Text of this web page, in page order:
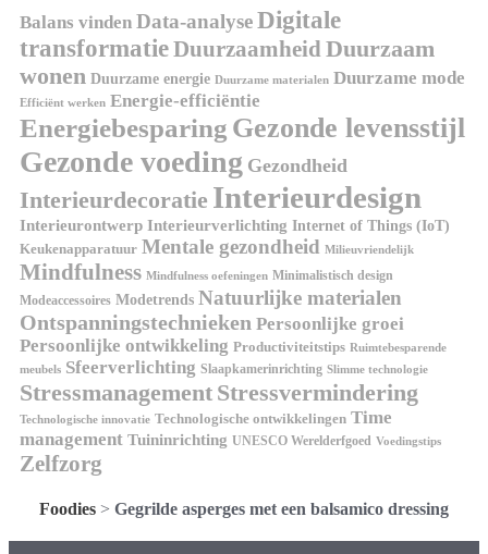
Balans vinden Data-analyseDigitale
transformatieDuurzaamheidDuurzaam
wonen Duurzame energie Duurzame materialen Duurzame mode
Efficiënt werken Energie-efficiëntie
Energiebesparing Gezonde levensstijl
Gezonde voeding Gezondheid
Interieurdecoratie Interieurdesign
Interieurontwerp Interieurverlichting Internet of Things (IoT)
Keukenapparatuur Mentale gezondheid Milieuvriendelijk
Mindfulness Mindfulness oefeningen Minimalistisch design
Modeaccessoires Modetrends Natuurlijke materialen
Ontspanningstechnieken Persoonlijke groei
Persoonlijke ontwikkeling Productiviteitstips Ruimtebesparende
meubels Sfeerverlichting Slaapkamerinrichting Slimme technologie
Stressmanagement Stressvermindering
Technologische innovatie Technologische ontwikkelingen Time
management Tuininrichting UNESCO Werelderfgoed Voedingstips
Zelfzorg
Foodies > Gegrilde asperges met een balsamico dressing